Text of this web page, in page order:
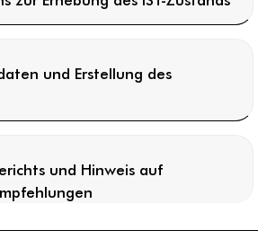
und Erstellung des
und Hinweis auf